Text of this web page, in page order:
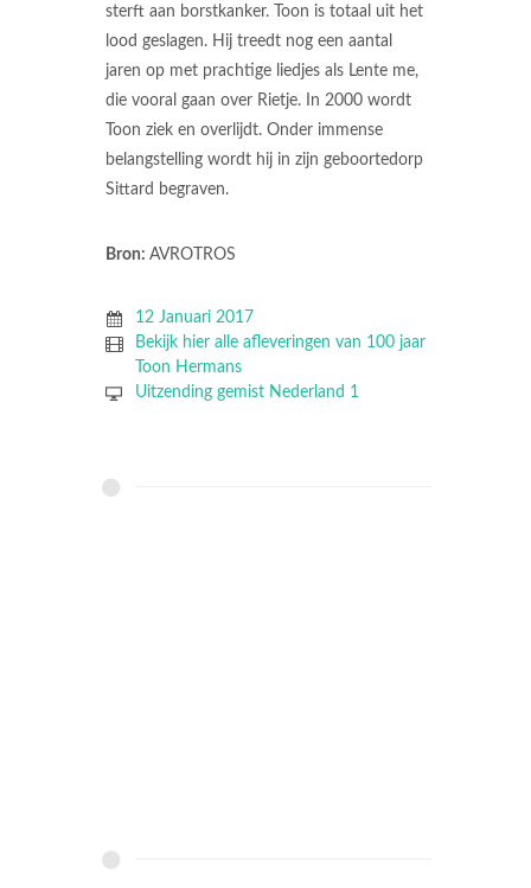
sterft aan borstkanker. Toon is totaal uit het
lood geslagen. Hij treedt nog een aantal
jaren op met prachtige liedjes als Lente me,
die vooral gaan over Rietje. In 2000 wordt
Toon ziek en overlijdt. Onder immense
belangstelling wordt hij in zijn geboortedorp
Sittard begraven.
Bron: AVROTROS
12 Januari 2017
Bekijk hier alle afleveringen van 100 jaar
Toon Hermans
Uitzending gemist Nederland 1